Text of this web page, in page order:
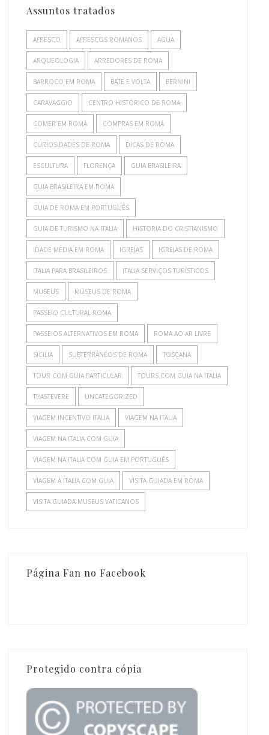
Assuntos tratados
AFRESCO AFRESCOS ROMANOS AGUA
ARQUEOLOGIA ARREDORES DE ROMA
BARROCO EM ROMA BATE E VOLTA BERNINI
CARAVAGGIO CENTRO HISTÓRICO DE ROMA
COMER EM ROMA COMPRAS EM ROMA
CURIOSIDADES DE ROMA DICAS DE ROMA
ESCULTURA FLORENÇA GUIA BRASILEIRA
GUIA BRASILEIRA EM ROMA
GUIA DE ROMA EM PORTUGUÊS
GUIA DE TURISMO NA ITALIA HISTORIA DO CRISTIANISMO
IDADE MEDIA EM ROMA IGREJAS IGREJAS DE ROMA
ITALIA PARA BRASILEIROS ITALIA SERVIÇOS TURÍSTICOS
MUSEUS MUSEUS DE ROMA
PASSEIO CULTURAL ROMA
PASSEIOS ALTERNATIVOS EM ROMA ROMA AO AR LIVRE
SICILIA SUBTERRÂNEOS DE ROMA TOSCANA
TOUR COM GUIA PARTICULAR TOURS COM GUIA NA ITALIA
TRASTEVERE UNCATEGORIZED
VIAGEM INCENTIVO ITALIA VIAGEM NA ITALIA
VIAGEM NA ITALIA COM GUIA
VIAGEM NA ITALIA COM GUIA EM PORTUGUÊS
VIAGEM À ITALIA COM GUIA VISITA GUIADA EM ROMA
VISITA GUIADA MUSEUS VATICANOS
Página Fan no Facebook
Protegido contra cópia